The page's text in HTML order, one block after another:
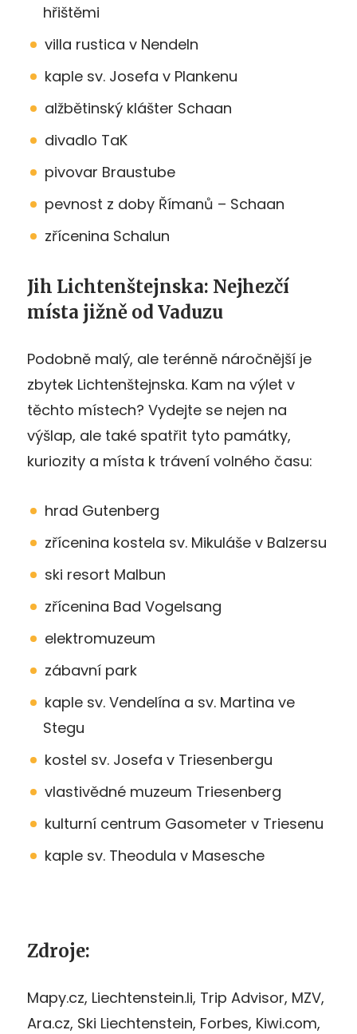
hřištěmi
villa rustica v Nendeln
kaple sv. Josefa v Plankenu
alžbětinský klášter Schaan
divadlo TaK
pivovar Braustube
pevnost z doby Římanů – Schaan
zřícenina Schalun
Jih Lichtenštejnska: Nejhezčí
místa jižně od Vaduzu
Podobně malý, ale terénně náročnější je
zbytek Lichtenštejnska. Kam na výlet v
těchto místech? Vydejte se nejen na
výšlap, ale také spatřit tyto památky,
kuriozity a místa k trávení volného času:
hrad Gutenberg
zřícenina kostela sv. Mikuláše v Balzersu
ski resort Malbun
zřícenina Bad Vogelsang
elektromuzeum
zábavní park
kaple sv. Vendelína a sv. Martina ve
Stegu
kostel sv. Josefa v Triesenbergu
vlastivědné muzeum Triesenberg
kulturní centrum Gasometer v Triesenu
kaple sv. Theodula v Masesche
Zdroje:
Mapy.cz, Liechtenstein.li, Trip Advisor, MZV,
Ara.cz, Ski Liechtenstein, Forbes, Kiwi.com,